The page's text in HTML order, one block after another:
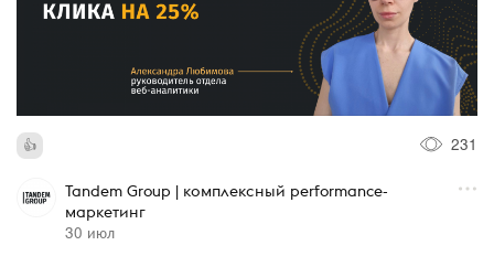
231
Tandem Group | комплексный performance-
маркетинг
30 июл